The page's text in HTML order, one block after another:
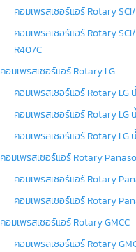
คอมเพรสเซอร์แอร์ Rotary
คอมเพรสเซอร์แอร์ Rotary
R407C
คอมเพรสเซอร์แอร์ Rotary LG
คอมเพรสเซอร์แอร์ Rotary LG
คอมเพรสเซอร์แอร์ Rotary LG
คอมเพรสเซอร์แอร์ Rotary LG
คอมเพรสเซอร์แอร์ Rotary
คอมเพรสเซอร์แอร์ Rotary
คอมเพรสเซอร์แอร์ Rotary
คอมเพรสเซอร์แอร์ Rotary GMCC
คอมเพรสเซอร์แอร์ Rotary